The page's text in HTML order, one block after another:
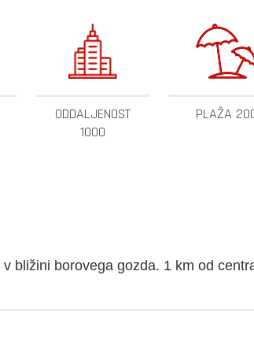
ODDALJENOST
1000
PLAŽA
bližini borovega gozda. 1 km od